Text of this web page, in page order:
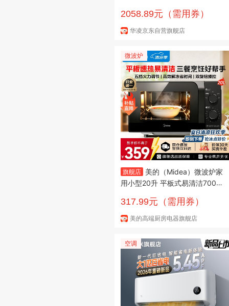
以旧换新
2058.89元（需用券）
华凌京东自营旗舰店
微波炉
旗舰店
美的（Midea）微波炉家
用小型20升 平板式易清洁700W
旋扭简易操作 20L五档火力调节
317.99元（需用券）
美的高端厨房电器旗舰店
空调